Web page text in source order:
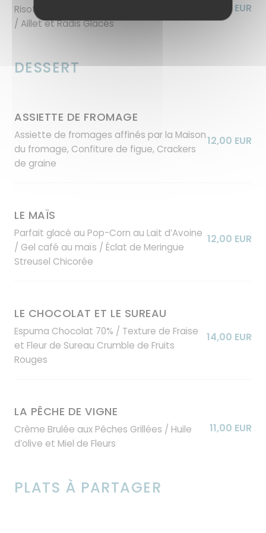
Risotto de Blé vert Fumé / Abricots Confits
/ Aillet et Radis Glacés
22,00 EUR
DESSERT
ASSIETTE DE FROMAGE
Assiette de fromages affinés par la Maison
du fromage, Confiture de figue, Crackers
de graine
12,00 EUR
LE MAÏS
Parfait glacé au Pop-Corn au Lait d’Avoine
/ Gel café au maïs / Éclat de Meringue
Streusel Chicorée
12,00 EUR
LE CHOCOLAT ET LE SUREAU
Espuma Chocolat 70% / Texture de Fraise
et Fleur de Sureau Crumble de Fruits
Rouges
14,00 EUR
LA PÊCHE DE VIGNE
Crème Brulée aux Pêches Grillées / Huile
d’olive et Miel de Fleurs
11,00 EUR
PLATS À PARTAGER